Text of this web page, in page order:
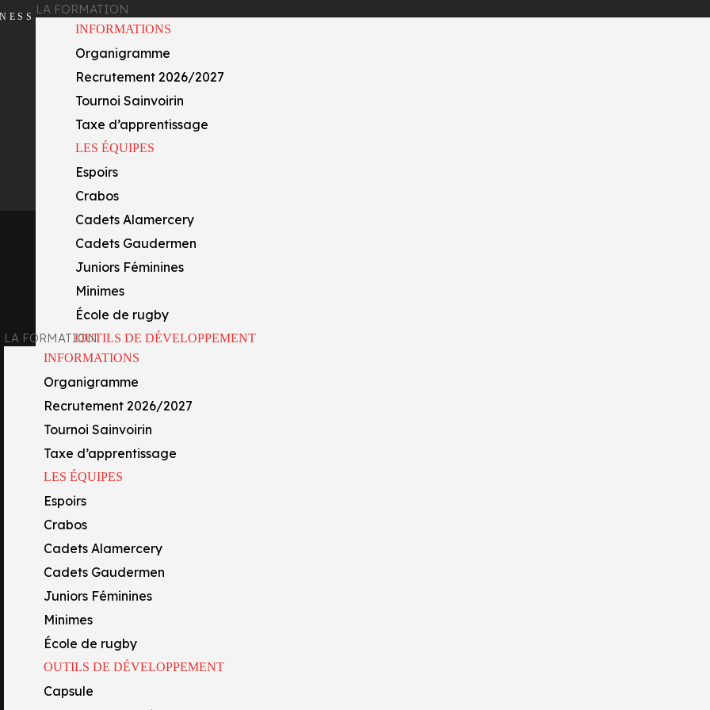
LA FORMATION
INFORMATIONS
Organigramme
Recrutement 2026/2027
Tournoi Sainvoirin
Taxe d’apprentissage
LES ÉQUIPES
Espoirs
Crabos
Cadets Alamercery
Cadets Gaudermen
Juniors Féminines
Minimes
École de rugby
OUTILS DE DÉVELOPPEMENT
Capsule
Centre de formation
Académie FFR
Oyo’Sphère
École Technique Privée
Section lycée
Section collège
Formations professionnelles
LA FORMATION
INFORMATIONS
Organigramme
Recrutement 2026/2027
Tournoi Sainvoirin
Taxe d’apprentissage
LES ÉQUIPES
Espoirs
Crabos
Cadets Alamercery
Cadets Gaudermen
Juniors Féminines
Minimes
École de rugby
OUTILS DE DÉVELOPPEMENT
Capsule
MONTOISE
pour cette 13ème journée de PRO D2, face à nos Oyomen.
Massé – (o) Laclau, (m) Milo-Harris – Iashagashvili, Ponpon (c), Robic – Chachanidze, Durand – Alves, Van
Loustalot, Du Plessis, Wakaya, Turpin.